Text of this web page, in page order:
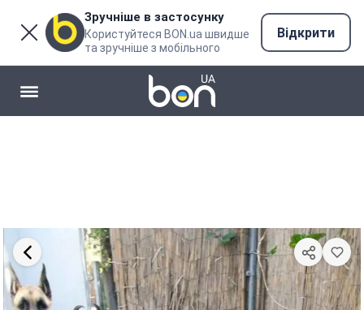
Зручніше в застосунку
Користуйтеся BON.ua швидше
та зручніше з мобільного
Відкрити